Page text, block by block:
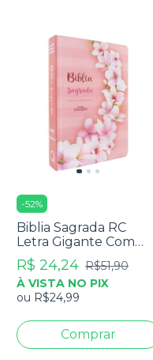
-52%
Biblia Sagrada RC
Letra Gigante Com
Harpa Avivada E
Corinhos Capa Dura
Ramos Flores
R$ 24,24 R$51,90
À VISTA NO PIX
ou R$24,99